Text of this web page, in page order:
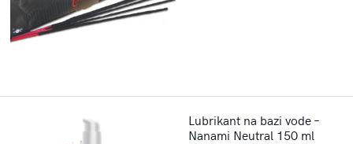
Lubrikant na bazi vode –
Nanami Neutral 150 ml